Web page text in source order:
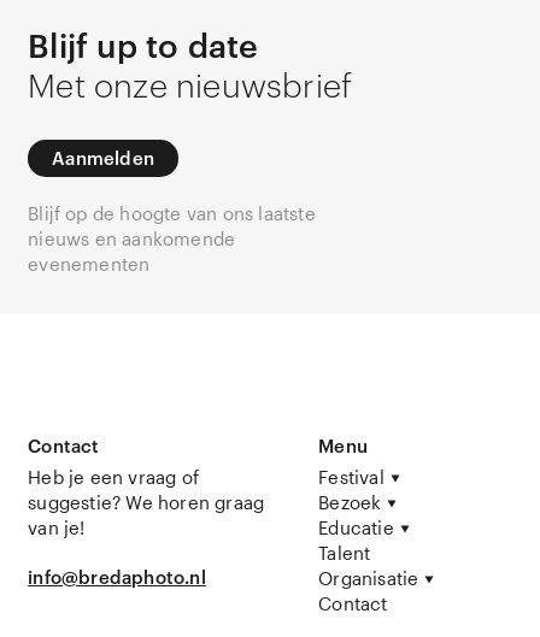
Blijf up to date
Met onze nieuwsbrief
Aanmelden
Blijf op de hoogte van ons laatste
nieuws en aankomende
evenementen
Contact
Heb je een vraag of
suggestie? We horen graag
van je!
info@bredaphoto.nl
Menu
Festival
Bezoek
Educatie
Talent
Organisatie
Contact